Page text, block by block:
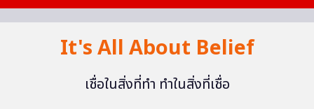
It's All About Belief
เชื่อในสิ่งที่ทำ ทำในสิ่งที่เชื่อ